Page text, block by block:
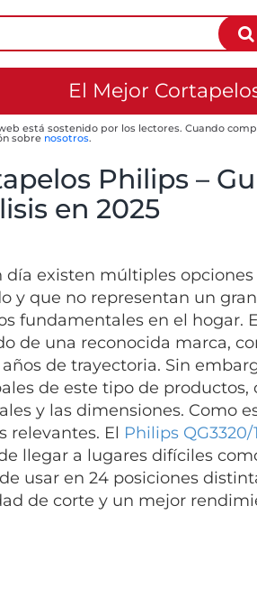
El Mejor
está sostenido por los lectores. Cuando
sobre nosotros.
Philips –
en 2025
día existen múltiples
y que no representan un
fundamentales en el hogar.
de una reconocida marca,
años de trayectoria. Sin
de este tipo de productos,
y las dimensiones. Como
relevantes. El Philips QG3320/
llegar a lugares difíciles
usar en 24 posiciones
de corte y un mejor